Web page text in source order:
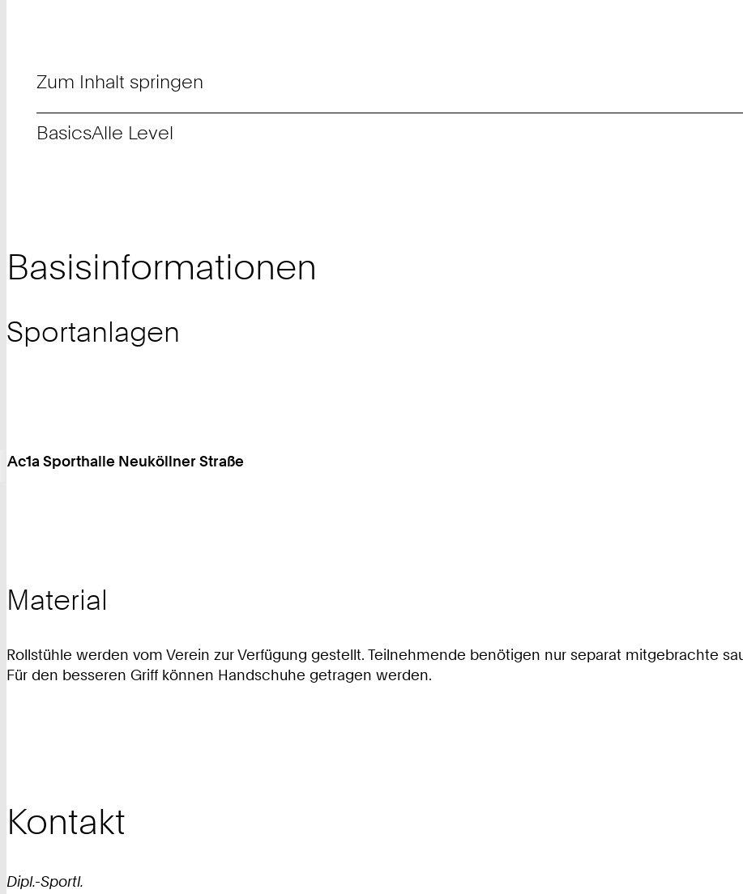
Zum Inhalt springen
BasicsAlle Level
Basisinformationen
Sportanlagen
Ac1a Sporthalle Neuköllner Straße
Material
Rollstühle werden vom Verein zur Verfügung gestellt. Teilnehmende benötigen nur separat mitgebrachte
Für den besseren Griff können Handschuhe getragen werden.
Kontakt
Dipl.-Sportl.